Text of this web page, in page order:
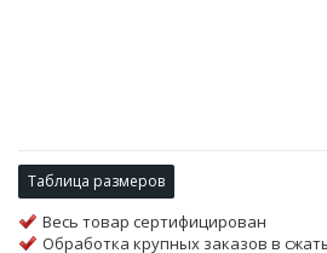
Таблица размеров
Весь товар сертифицирован
Обработка крупных заказов в